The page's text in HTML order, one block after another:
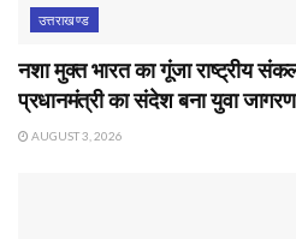
उत्तराखण्ड
नशा मुक्त भारत का गूंजा राष्ट्रीय
प्रधानमंत्री का संदेश बना युवा
AUGUST 3, 2026